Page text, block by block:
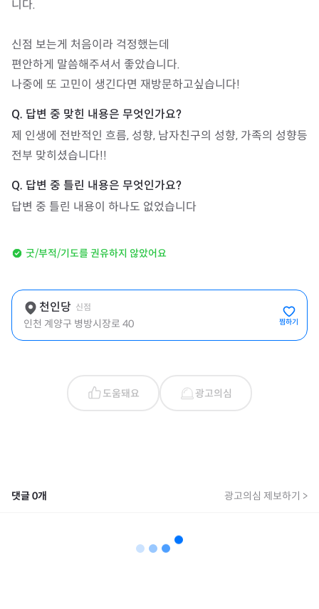
니다.
신점 보는게 처음이라 걱정했는데
편안하게 말씀해주셔서 좋았습니다.
나중에 또 고민이 생긴다면 재방문하고싶습니다!
제 인생에 전반적인 흐름, 성향, 남자친구의 성향, 가족의 성향등
전부 맞히셨습니다!!
답변 중 틀린 내용이 하나도 없었습니다
굿/부적/기도를 권유하지 않았어요
천인당 신점
인천 계양구 병방시장로 40 찜하기
도움돼요 광고의심
댓글0개 광고의심 제보하기 >